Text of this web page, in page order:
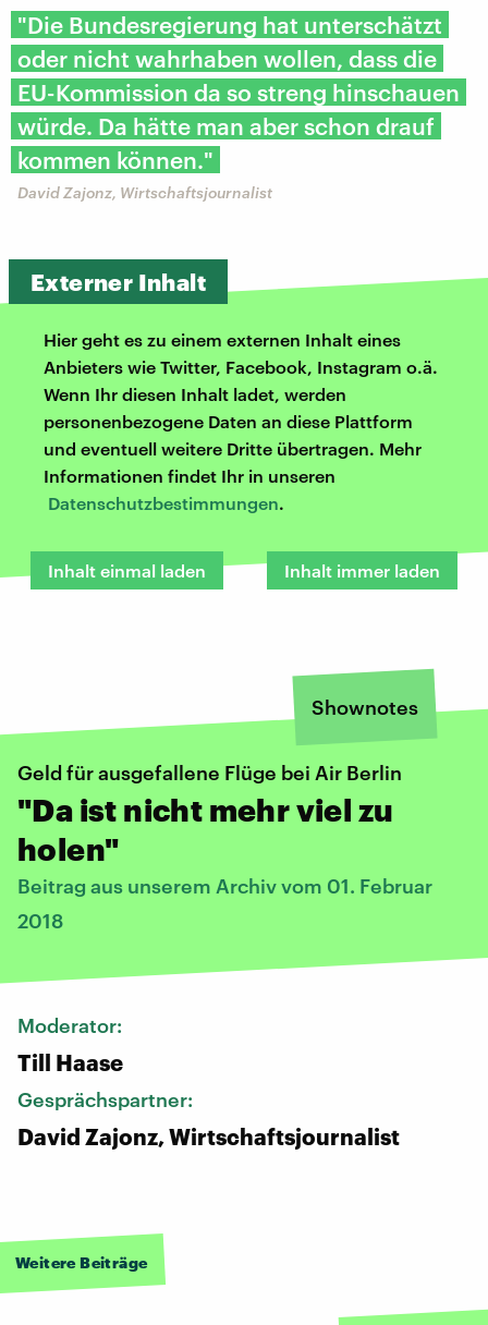
"Die Bundesregierung hat unterschätzt
oder nicht wahrhaben wollen, dass die
EU-Kommission da so streng hinschauen
würde. Da hätte man aber schon drauf
kommen können."
David Zajonz, Wirtschaftsjournalist
Externer Inhalt
Hier geht es zu einem externen Inhalt eines
Anbieters wie Twitter, Facebook, Instagram o.ä.
Wenn Ihr diesen Inhalt ladet, werden
personenbezogene Daten an diese Plattform
und eventuell weitere Dritte übertragen. Mehr
Informationen findet Ihr in unseren
Datenschutzbestimmungen.
Inhalt einmal laden Inhalt immer laden
Shownotes
Geld für ausgefallene Flüge bei Air Berlin
"Da ist nicht mehr viel zu
holen"
Beitrag aus unserem Archiv vom 01. Februar
2018
Moderator:
Till Haase
Gesprächspartner:
David Zajonz, Wirtschaftsjournalist
Weitere Beiträge